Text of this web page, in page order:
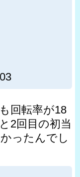
回転率が18
2回目の初当
ったんでし